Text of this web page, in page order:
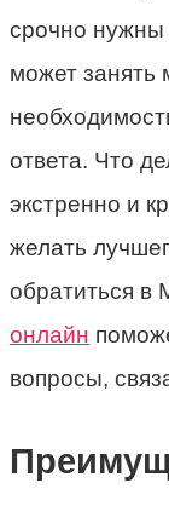
срочно
может занять
ответа. Что
экстренно и
желать
обратиться
онлайн
вопросы,